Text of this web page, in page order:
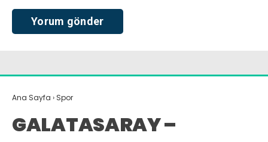
Ana Sayfa › Spor
GALATASARAY –